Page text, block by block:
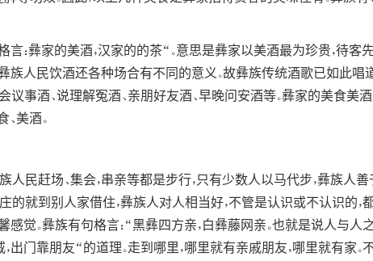
：彝家的美酒，汉家的的茶“。意思是彝家以美酒最为珍贵，待客
族人民饮酒还各种场合有不同的意义。故彝族传统酒歌已如此唱
议事酒、说理解冤酒、亲朋好友酒、早晚问安酒等。彝家的美食
美酒。
人民赶场、集会，串亲等都是步行，只有少数人以马代步，彝族人
的就到别人家借住，彝族人对人相当好，不管是认识或不认识的，
觉。彝族有句格言：“黑彝四方亲，白彝藤网亲。也就是说人与人
门靠朋友“的道理。走到哪里，哪里就有亲戚朋友，哪里就有家